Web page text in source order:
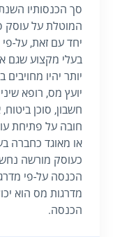
סך הכנסותיו
המוטלת על עוסק
בעלי מקצוע שגם
יותר יהיו
יועץ מס, רופא
חשבון, סוכן
חובה על פתיחת
או מאוגד כחברה
כעוסק מורשה
הכנסה על-פי
מדרגות מס הוא
הכנסה.